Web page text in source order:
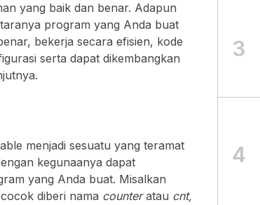
yang baik dan benar. Adapun
program yang Anda buat
bekerja secara efisien, kode
serta dapat dikembangkan
menjadi sesuatu yang teramat
kegunaanya dapat
yang Anda buat. Misalkan
diberi nama counteratau cnt,
3
4